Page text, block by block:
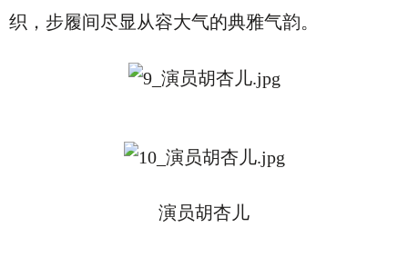
织，步履间尽显从容大气的典雅气韵。
演员胡杏儿